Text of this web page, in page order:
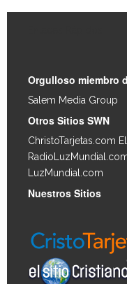
Orgulloso miembro
Salem Media Group
Otros Sitios SWN
ChristoTarjetas.com
LuzMundial.com
Nuestros Sitios